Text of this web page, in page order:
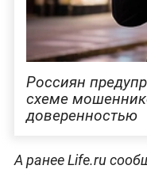
Россиян
схеме
доверенностью
А ранее Life.ru